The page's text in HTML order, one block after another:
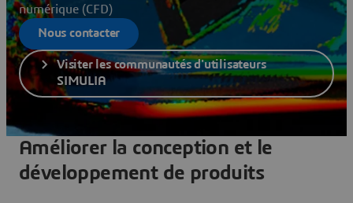
numérique (CFD)
Nous contacter
Visiter les communautés d'utilisateurs
SIMULIA
Améliorer la conception et le
développement de produits